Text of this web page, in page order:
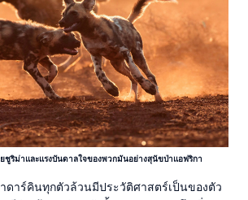
ชูริม่าและแรงบันดาลใจของพวกมันอย่างสุนัขป่าแอฟริกา
ดาร์คินทุกตัวล้วนมีประวัติศาสตร์เป็นของตัว